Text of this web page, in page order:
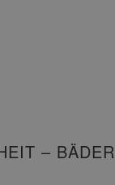
– BÄDER